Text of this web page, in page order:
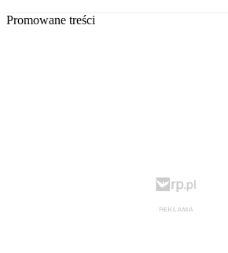
Promowane treści